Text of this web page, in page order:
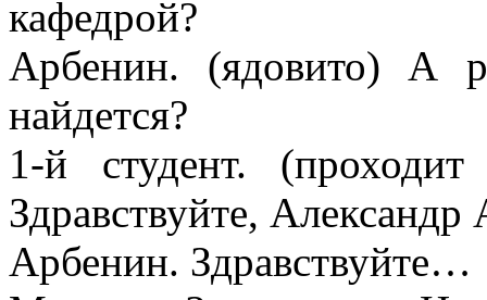
кафедрой?
Арбенин. (ядовито) А
найдется?
1-й студент.
Здравствуйте,
Арбенин. Здравствуйте…